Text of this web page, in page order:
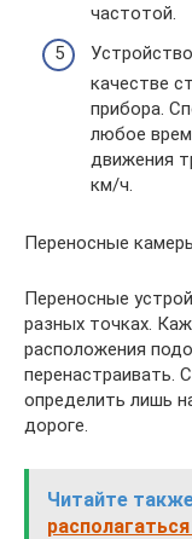
частотой.
качестве
прибора.
любое
движения
км/ч.
Переносные
Переносные
разных точках.
расположения
перенастраивать.
определить лишь
дороге.
Читайте